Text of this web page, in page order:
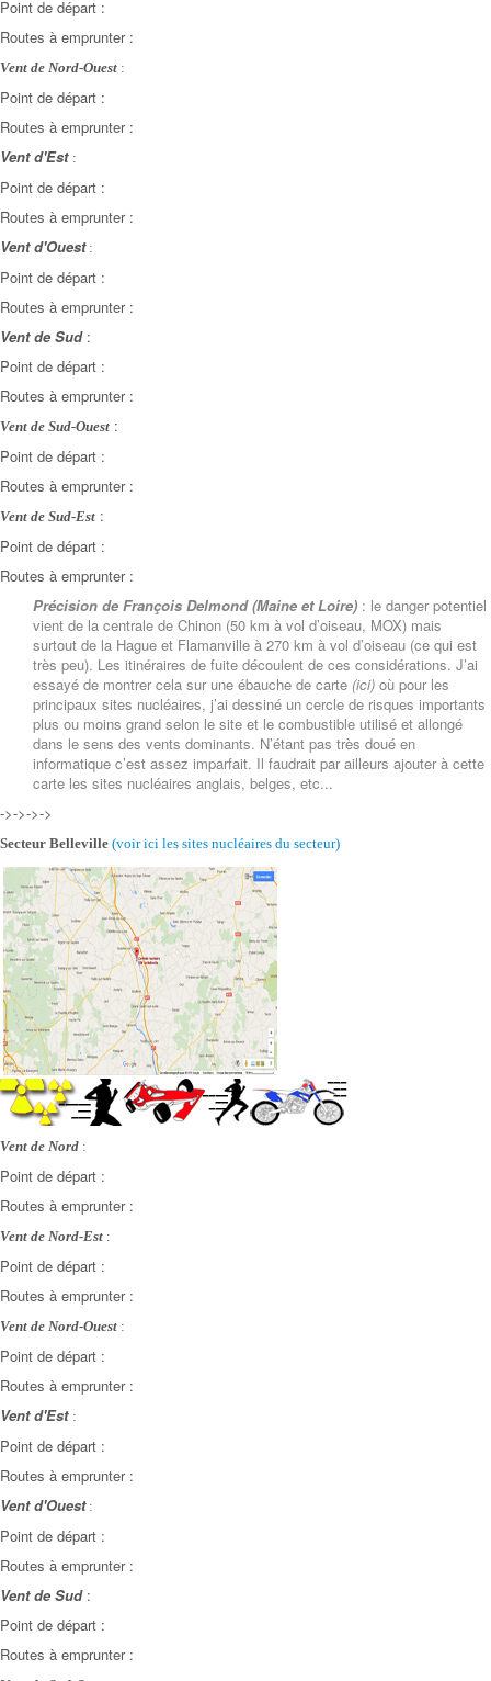
Point de départ :
Routes à emprunter :
Vent de Nord-Ouest :
Point de départ :
Routes à emprunter :
Vent d'Est :
Point de départ :
Routes à emprunter :
Vent d'Ouest:
Point de départ :
Routes à emprunter :
Vent de Sud:
Point de départ :
Routes à emprunter :
Vent de Sud-Ouest :
Point de départ :
Routes à emprunter :
Vent de Sud-Est :
Point de départ :
Routes à emprunter :
Précision de François Delmond (Maine et Loire) : le danger potentiel
vient de la centrale de Chinon (50 km à vol d’oiseau, MOX) mais
surtout de la Hague et Flamanville à 270 km à vol d’oiseau (ce qui est
très peu). Les itinéraires de fuite découlent de ces considérations. J’ai
essayé de montrer cela sur une ébauche de carte (ici) où pour les
principaux sites nucléaires, j’ai dessiné un cercle de risques importants
plus ou moins grand selon le site et le combustible utilisé et allongé
dans le sens des vents dominants. N’étant pas très doué en
informatique c’est assez imparfait. Il faudrait par ailleurs ajouter à cette
carte les sites nucléaires anglais, belges, etc...
->->->->
Secteur Belleville (voir ici les sites nucléaires du secteur)
Vent de Nord :
Point de départ :
Routes à emprunter :
Vent de Nord-Est :
Point de départ :
Routes à emprunter :
Vent de Nord-Ouest :
Point de départ :
Routes à emprunter :
Vent d'Est :
Point de départ :
Routes à emprunter :
Vent d'Ouest:
Point de départ :
Routes à emprunter :
Vent de Sud:
Point de départ :
Routes à emprunter :